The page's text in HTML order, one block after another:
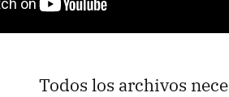
Todos los archivos